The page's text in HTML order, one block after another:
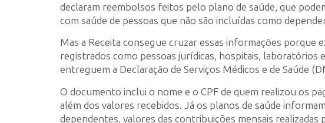
declaram reembolsos feitos pelo plano de saúde, que
com saúde de pessoas que não são incluídas como
Mas a Receita consegue cruzar essas informações porque
registrados como pessoas jurídicas, hospitais, laboratórios
entreguem a Declaração de Serviços Médicos e de Saúde
O documento inclui o nome e o CPF de quem realizou os
além dos valores recebidos. Já os planos de saúde
dependentes, valores das contribuições mensais